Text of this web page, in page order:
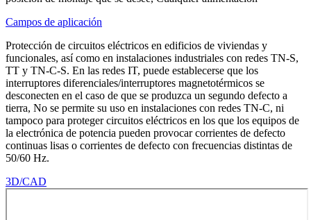
Campos de aplicación
Protección de circuitos eléctricos en edificios de viviendas y
funcionales, así como en instalaciones industriales con redes TN-S,
TT y TN-C-S. En las redes IT, puede establecerse que los
interruptores diferenciales/interruptores magnetotérmicos se
desconecten en el caso de que se produzca un segundo defecto a
tierra, No se permite su uso en instalaciones con redes TN-C, ni
tampoco para proteger circuitos eléctricos en los que los equipos de
la electrónica de potencia pueden provocar corrientes de defecto
continuas lisas o corrientes de defecto con frecuencias distintas de
50/60 Hz.
3D/CAD